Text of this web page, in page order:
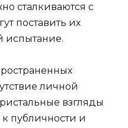
сталкиваются с
поставить их
испытание.
личной
взгляды
к публичности и